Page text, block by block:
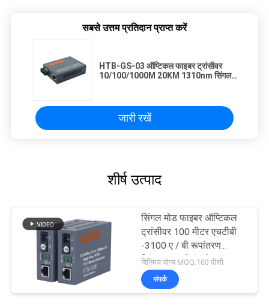
सबसे उत्तम प्रतिदान प्राप्त करें
HTB-GS-03 ऑप्टिकल फाइबर ट्रांसीवर
10/100/1000M 20KM 1310nm सिंगल
जारी रखें
शीर्ष उत्पाद
सिंगल मोड फाइबर ऑप्टिकल
ट्रांसीवर 100 मीटर एचटीबी
-3100 ए / बी रूपांतरण
डिवाइस एससी इंटरफेस
विनिमय योग्य MOQ:100 पीसी
संपर्क